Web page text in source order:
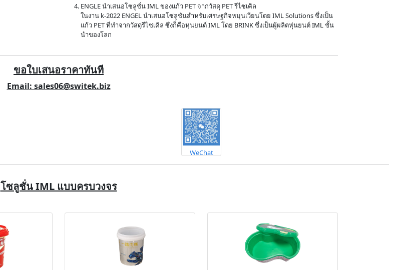
ENGLE นำเสนอโซลูชั่น IML ของแก้ว PET จากวัสดุ PET รีไซเคิล
ในงาน k-2022 ENGEL นำเสนอโซลูชันสำหรับเศรษฐกิจหมุนเวียนโดย IML Solutions ซึ่งเป็น
แก้ว PET ที่ทำจากวัสดุรีไซเคิล ซึ่งก็คือหุ่นยนต์ IML โดย BRINK ซึ่งเป็นผู้ผลิตหุ่นยนต์ IML ชั้น
นำของโลก
ขอใบเสนอราคาทันที
Email: sales06@switek.biz
WeChat
โซลูชั่น IML แบบครบวงจร